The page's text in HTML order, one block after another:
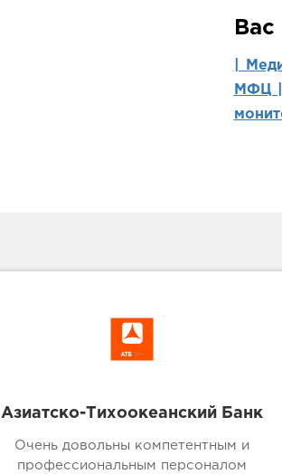
|
МФЦ |
Азиатско-Тихоокеанский Банк
Очень довольны компетентным и
профессиональным персоналом